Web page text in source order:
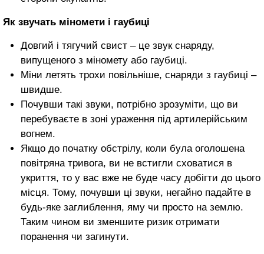
Як звучать міномети і гаубиці
Довгий і тягучий свист – це звук снаряду,
випущеного з міномету або гаубиці.
Міни летять трохи повільніше, снаряди з гаубиці –
швидше.
Почувши такі звуки, потрібно зрозуміти, що ви
перебуваєте в зоні ураження під артилерійським
вогнем.
Якщо до початку обстрілу, коли була оголошена
повітряна тривога, ви не встигли сховатися в
укриття, то у вас вже не буде часу добігти до цього
місця. Тому, почувши ці звуки, негайно падайте в
будь-яке заглиблення, яму чи просто на землю.
Таким чином ви зменшите ризик отримати
поранення чи загинути.